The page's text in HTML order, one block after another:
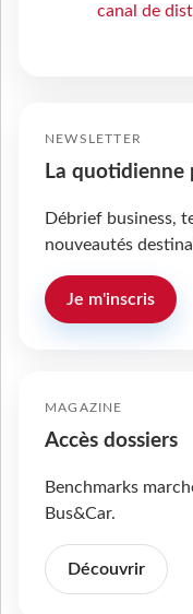
canal de
NEWSLETTER
La quotidienne
Débrief business,
nouveautés
Je m'inscris
MAGAZINE
Accès dossiers
Benchmarks
Bus&Car.
Découvrir